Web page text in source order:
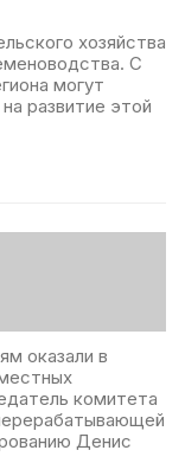
хозяйства
С
могут
развитие этой
оказали в
комитета
Денис